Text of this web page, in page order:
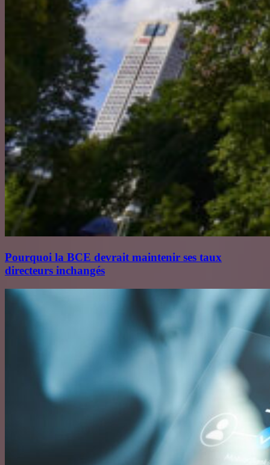
Pourquoi la BCE devrait maintenir ses taux
directeurs inchangés